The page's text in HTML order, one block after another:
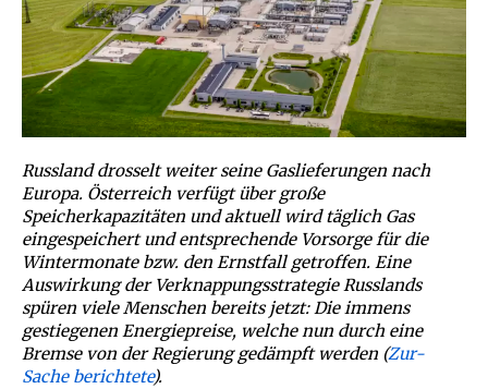
Russland drosselt weiter seine Gaslieferungen nach
Europa. Österreich verfügt über große
Speicherkapazitäten und aktuell wird täglich Gas
eingespeichert und entsprechende Vorsorge für die
Wintermonate bzw. den Ernstfall getroffen. Eine
Auswirkung der Verknappungsstrategie Russlands
spüren viele Menschen bereits jetzt: Die immens
gestiegenen Energiepreise, welche nun durch eine
Bremse von der Regierung gedämpft werden (Zur-
Sache berichtete).